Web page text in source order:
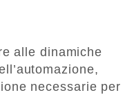
alle dinamiche
necessarie per